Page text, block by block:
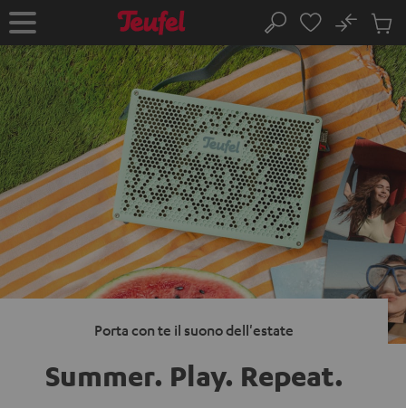
AL
Pagina
iniziale
Cerca
No
nel
Porta con te il suono dell'estate
Summer. Play. Repeat.